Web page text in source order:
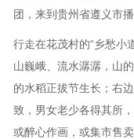
团，来到贵州省遵义市
行走在花茂村的“乡愁小
山巍峨、流水潺潺，山
的水稻正拔节生长；右
致，男女老少各得其所
或醉心作画，或集市售